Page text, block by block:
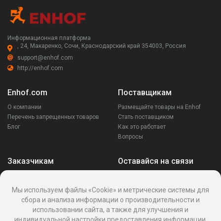
Информационная платформа
, 24, Макаренко, Сочи, Краснодарский край 354003, Россия
support@enhof.com
http://enhof.com
Enhof.com
О компании
Перечень запрещенных товаров
Блог
Поставщикам
Размещайте товары на Enhof
Стать поставщиком
Как это работает
Вопросы
Заказчикам
Написать поставщику
Оставайся на связи
Мы используем файлы «Cookie» и метрические системы для
сбора и анализа информации о производительности и
использовании сайта, а также для улучшения и